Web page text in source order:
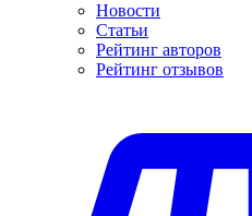
Новости
Статьи
Рейтинг авторов
Рейтинг отзывов